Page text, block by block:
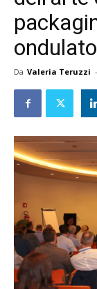
ondulato
Da Valeria Teruzzi -